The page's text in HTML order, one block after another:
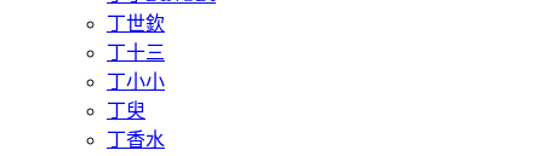
丁世欽
丁十三
丁小小
丁臾
丁香水